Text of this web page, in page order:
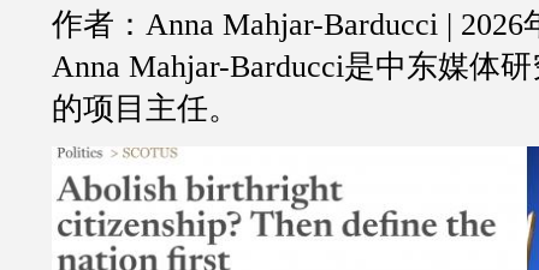
作者：Anna Mahjar-Barducci | 2026
Anna Mahjar-Barducci是中东媒体
的项目主任。